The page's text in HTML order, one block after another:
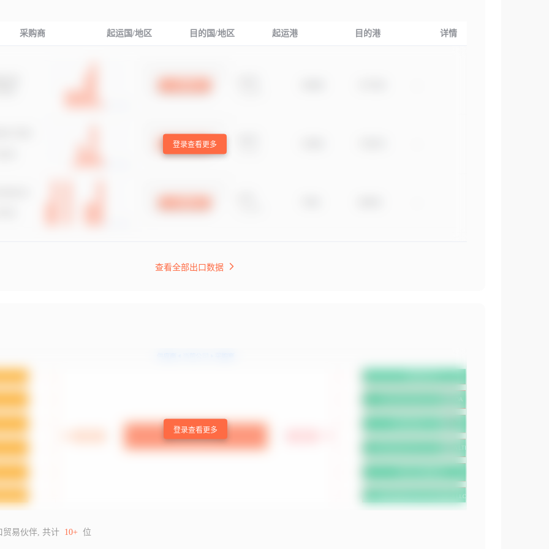
采购商 起运国/地区 目的国/地区 起运港 目的港 详情
登录查看更多
查看全部出口数据
登录查看更多
贸易伙伴, 共计 10+ 位